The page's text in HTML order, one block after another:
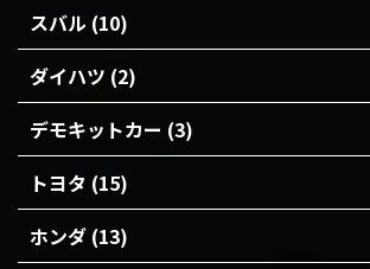
スバル (10)
ダイハツ (2)
デモキットカー (3)
トヨタ (15)
ホンダ (13)